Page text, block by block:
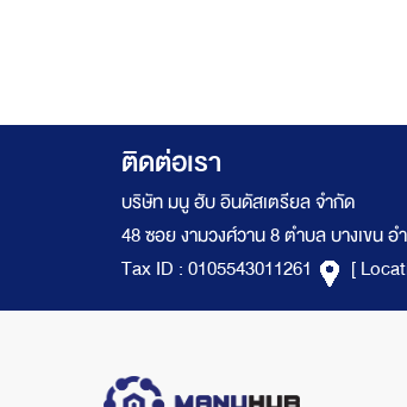
ติดต่อเรา
บริษัท มนู ฮับ อินดัสเตรียล จำกัด
48 ซอย งามวงศ์วาน 8 ตำบล บางเขน อ
Tax ID : 0105543011261
[